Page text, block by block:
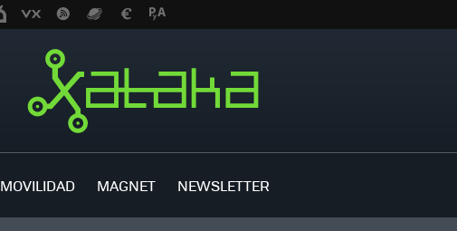
MOVILIDAD MAGNET NEWSLETTER